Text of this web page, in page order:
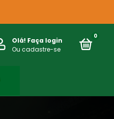
Olá! Faça login
Ou cadastre-se
0